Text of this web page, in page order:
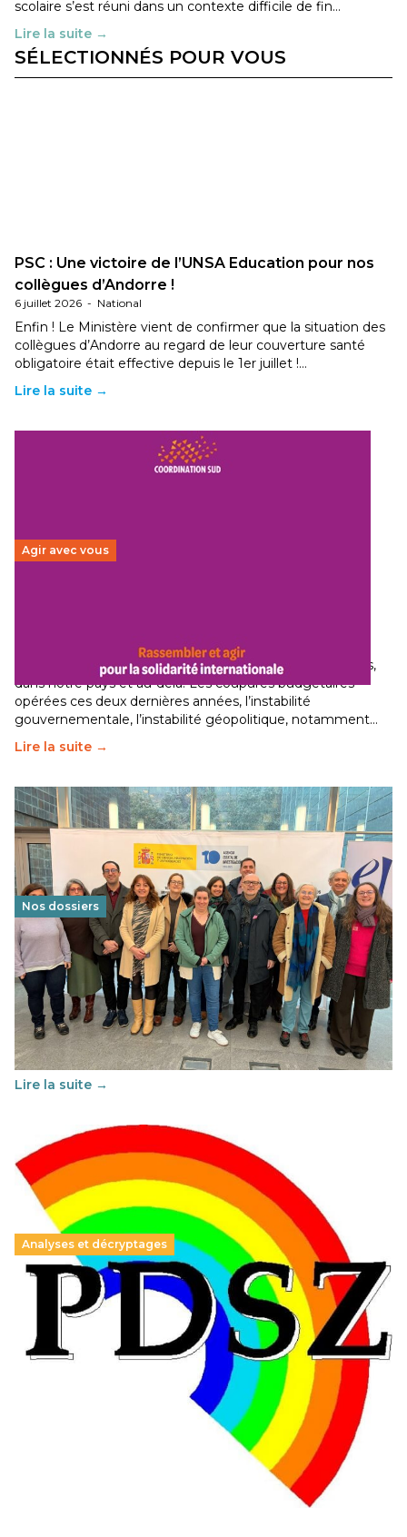
scolaire s’est réuni dans un contexte difficile de fin…
Lire la suite →
SÉLECTIONNÉS POUR VOUS
PSC : Une victoire de l’UNSA Education pour nos
collègues d’Andorre !
6 juillet 2026 - National
Enfin ! Le Ministère vient de confirmer que la situation des
collègues d’Andorre au regard de leur couverture santé
obligatoire était effective depuis le 1er juillet !…
Lire la suite →
Agir avec vous
Le secteur humanitaire connaît des difficultés profondes,
dans notre pays et au-delà. Les coupures budgétaires
opérées ces deux dernières années, l’instabilité
gouvernementale, l’instabilité géopolitique, notamment…
Lire la suite →
Nos dossiers
Éducation au vivre-ensemble : un échange croisé
franco-espagnol pour changer d’approche
29 juin 2026-National
Cette année, l'UNSA Éducation a mené un projet Erasmus
soutenu par l'union Européenne et centré sur l'éducation
au vivre-ensemble : quelles différences entre la France…
Lire la suite →
Analyses et décryptages
Hongrie : du changement pour les politiques
éducatives, aussi !
25 juin 2026
En Hongrie, le conservateur Peter Magyar et son parti
Tisza "Respect et liberté" ont remporté une large victoire,
contre le premier ministre sortant, Viktor Orban,…